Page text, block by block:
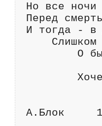
Но все ночи
Перед
И тогда - в
Слишком
О